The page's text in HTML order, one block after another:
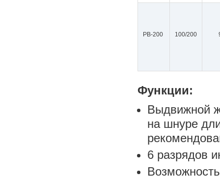
РВ-200 100/200
Функции:
Выдвижной
на шнуре
6 разрядов